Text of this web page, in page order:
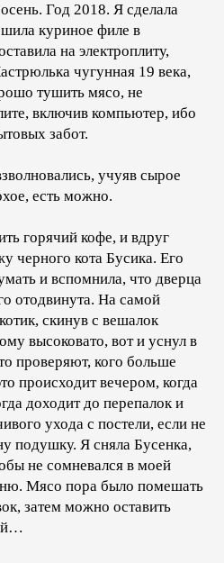
Год 2018. Я сделала
куриное филе в
на электроплиту,
чугунная 19 века,
тушить мясо, не
включив компьютер, ибо
забот.
учуяв сырое
есть можно.
горячий кофе, и вдруг
черного кота Бусика. Его
и вспомнила, что дверца
отодвинута. На самой
скинув с вешалок
высоковато, вот и уснул в
проверяют, кого больше
происходит вечером, когда
доходит до перепалок и
ухода с постели, если не
подушку. Я сняла Бусенка,
не сомневался в моей
Мясо пора было помешать
затем можно оставить